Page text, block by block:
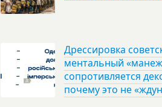
Дрессировка
ментальный
сопротивляется
почему это не